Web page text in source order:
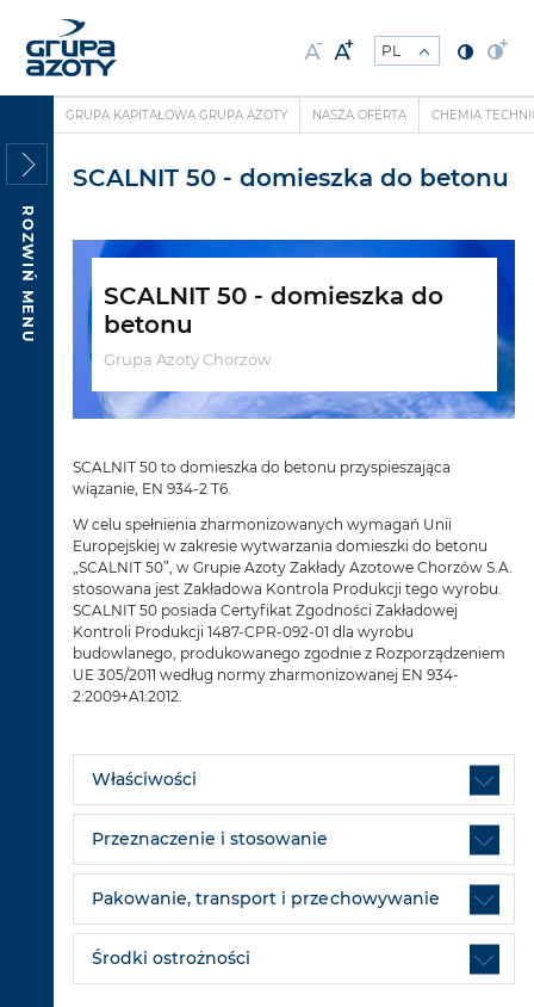
ROZWIŃ MENU
GRUPA KAPITAŁOWA GRUPA AZOTY NASZA OFERTA CHEMIA
SCALNIT 50 - domieszka do betonu
SCALNIT 50 - domieszka do
betonu
Grupa Azoty Chorzów
SCALNIT 50 to domieszka do betonu przyspieszająca
wiązanie, EN 934-2 T6.
W celu spełnienia zharmonizowanych wymagań Unii
Europejskiej w zakresie wytwarzania domieszki do betonu
„SCALNIT 50”, w Grupie Azoty Zakłady Azotowe Chorzów S.A.
stosowana jest Zakładowa Kontrola Produkcji tego wyrobu.
SCALNIT 50 posiada Certyfikat Zgodności Zakładowej
Kontroli Produkcji 1487-CPR-092-01 dla wyrobu
budowlanego, produkowanego zgodnie z Rozporządzeniem
UE 305/2011 według normy zharmonizowanej EN 934-
2:2009+A1:2012.
Właściwości
Przeznaczenie i stosowanie
Pakowanie, transport i przechowywanie
Środki ostrożności